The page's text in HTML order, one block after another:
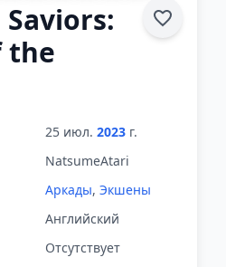
the
25 июл. 2023 г.
NatsumeAtari
Аркады, Экшены
Английский
Отсутствует